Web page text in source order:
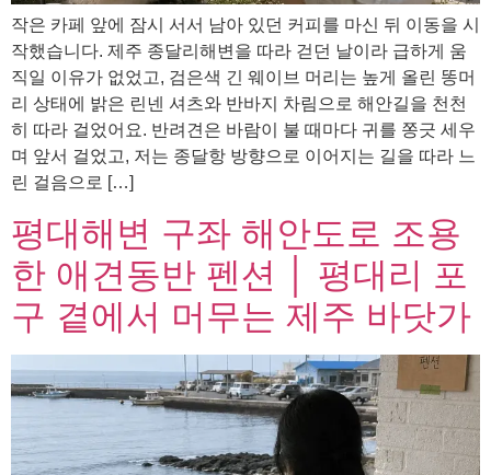
작은 카페 앞에 잠시 서서 남아 있던 커피를 마신 뒤 이동을 시
작했습니다. 제주 종달리해변을 따라 걷던 날이라 급하게 움
직일 이유가 없었고, 검은색 긴 웨이브 머리는 높게 올린 똥머
리 상태에 밝은 린넨 셔츠와 반바지 차림으로 해안길을 천천
히 따라 걸었어요. 반려견은 바람이 불 때마다 귀를 쫑긋 세우
며 앞서 걸었고, 저는 종달항 방향으로 이어지는 길을 따라 느
린 걸음으로 […]
평대해변 구좌 해안도로 조용
한 애견동반 펜션 │ 평대리 포
구 곁에서 머무는 제주 바닷가